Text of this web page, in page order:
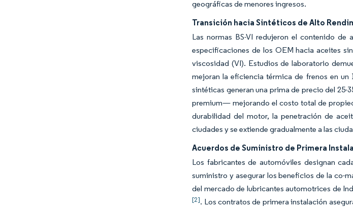
geográficas de menores ingresos.
Transición hacia Sintéticos de Alto
Las normas BS-VI redujeron el contenido
especificaciones de los OEM hacia aceites
viscosidad (VI). Estudios de laboratorio
mejoran la eficiencia térmica de frenos en un
sintéticas generan una prima de precio del
premium— mejorando el costo total de
durabilidad del motor, la penetración de
ciudades y se extiende gradualmente a las
Acuerdos de Suministro de Primera
Los fabricantes de automóviles designan
suministro y asegurar los beneficios de la co-
del mercado de lubricantes automotrices de
[2]. Los contratos de primera instalación